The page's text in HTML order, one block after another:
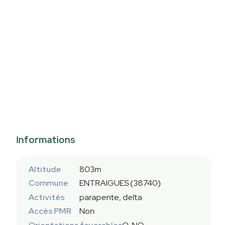
Informations
Altitude
803m
Commune
ENTRAIGUES (38740)
Activités
parapente, delta
Accès PMR
Non